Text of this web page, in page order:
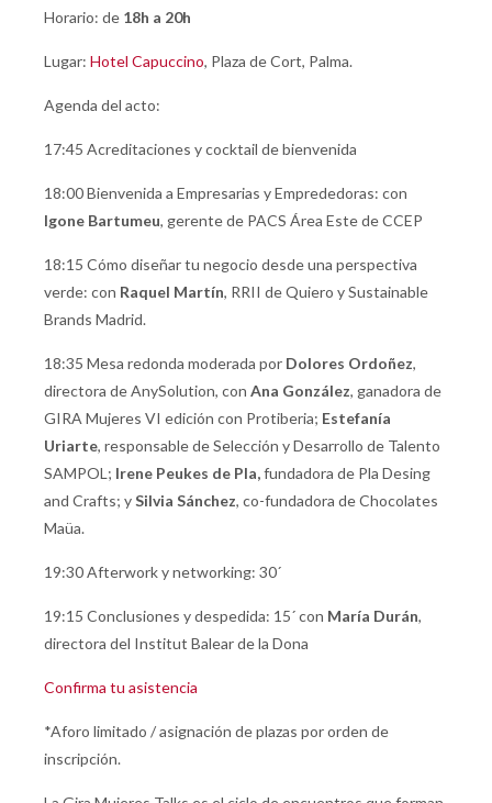
Horario: de 18h a 20h
Lugar: Hotel Capuccino, Plaza de Cort, Palma.
Agenda del acto:
17:45 Acreditaciones y cocktail de bienvenida
18:00 Bienvenida a Empresarias y Emprededoras: con
Igone Bartumeu, gerente de PACS Área Este de CCEP
18:15 Cómo diseñar tu negocio desde una perspectiva
verde: con Raquel Martín, RRII de Quiero y Sustainable
Brands Madrid.
18:35 Mesa redonda moderada por Dolores Ordoñez,
directora de AnySolution, con Ana González, ganadora de
GIRA Mujeres VI edición con Protiberia; Estefanía
Uriarte, responsable de Selección y Desarrollo de Talento
SAMPOL; Irene Peukes de Pla,fundadora de Pla Desing
and Crafts; ySilvia Sánchez, co-fundadora de Chocolates
Maüa.
19:30 Afterwork y networking: 30´
19:15 Conclusiones y despedida: 15´ con María Durán,
directora del Institut Balear de la Dona
Confirma tu asistencia
*Aforo limitado / asignación de plazas por orden de
inscripción.